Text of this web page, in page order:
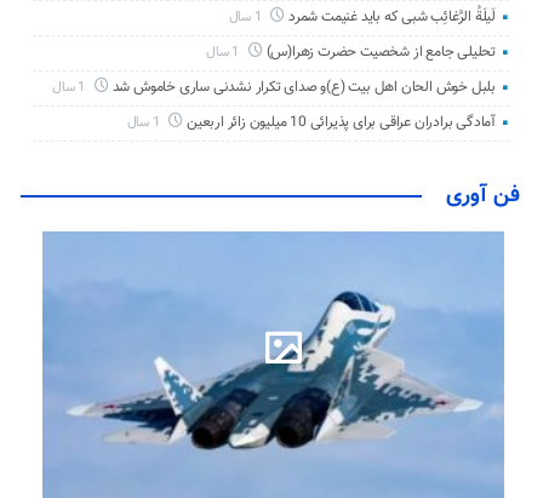
لَیلَةُ الرَّغائِب شبی که باید غنیمت شمرد
تحلیلی جامع از شخصیت حضرت زهرا(س)
بلبل خوش الحان اهل بیت (ع)و صدای تکرار نشدنی ساری خاموش شد
آمادگی برادران عراقی برای پذیرائی 10 میلیون زائر اربعین
فن آوری